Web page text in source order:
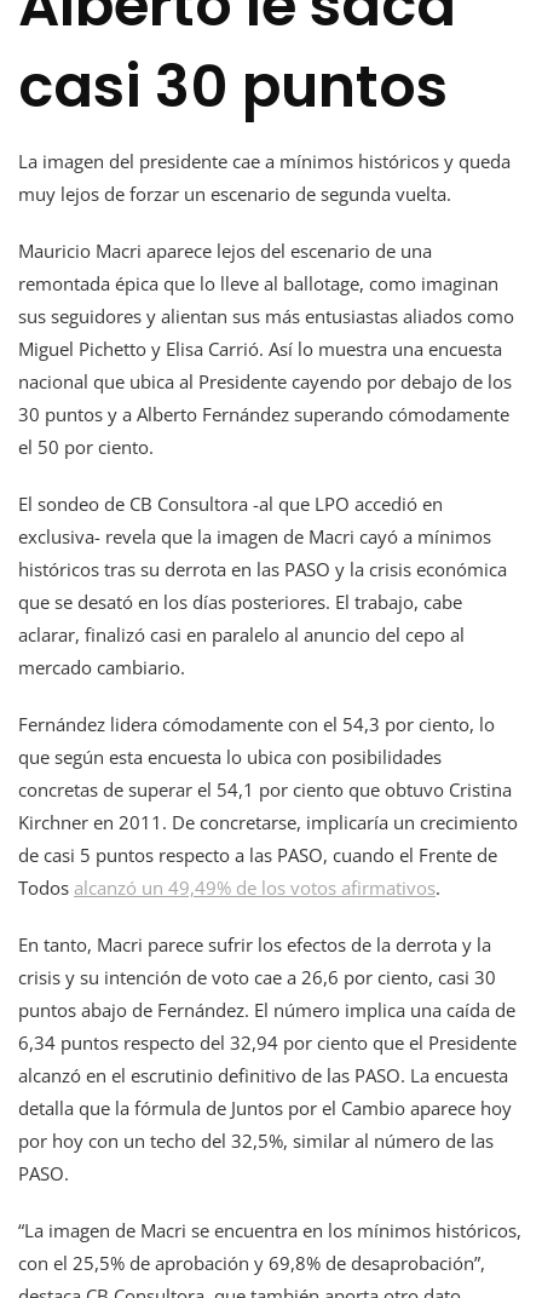
casi 30 puntos
La imagen del presidente cae a mínimos históricos y queda
muy lejos de forzar un escenario de segunda vuelta.
Mauricio Macri aparece lejos del escenario de una
remontada épica que lo lleve al ballotage, como imaginan
sus seguidores y alientan sus más entusiastas aliados como
Miguel Pichetto y Elisa Carrió. Así lo muestra una encuesta
nacional que ubica al Presidente cayendo por debajo de los
30 puntos y a Alberto Fernández superando cómodamente
el 50 por ciento.
El sondeo de CB Consultora -al que LPO accedió en
exclusiva- revela que la imagen de Macri cayó a mínimos
históricos tras su derrota en las PASO y la crisis económica
que se desató en los días posteriores. El trabajo, cabe
aclarar, finalizó casi en paralelo al anuncio del cepo al
mercado cambiario.
Fernández lidera cómodamente con el 54,3 por ciento, lo
que según esta encuesta lo ubica con posibilidades
concretas de superar el 54,1 por ciento que obtuvo Cristina
Kirchner en 2011. De concretarse, implicaría un crecimiento
de casi 5 puntos respecto a las PASO, cuando el Frente de
Todos alcanzó un 49,49% de los votos afirmativos.
En tanto, Macri parece sufrir los efectos de la derrota y la
crisis y su intención de voto cae a 26,6 por ciento, casi 30
puntos abajo de Fernández. El número implica una caída de
6,34 puntos respecto del 32,94 por ciento que el Presidente
alcanzó en el escrutinio definitivo de las PASO. La encuesta
detalla que la fórmula de Juntos por el Cambio aparece hoy
por hoy con un techo del 32,5%, similar al número de las
PASO.
“La imagen de Macri se encuentra en los mínimos históricos,
con el 25,5% de aprobación y 69,8% de desaprobación”,